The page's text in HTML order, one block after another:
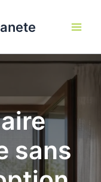
sans